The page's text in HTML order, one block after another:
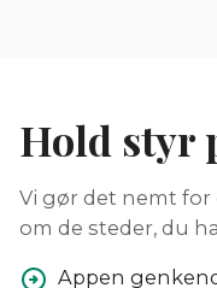
Hold styr
Vi gør det nemt
om de steder, du
Appen